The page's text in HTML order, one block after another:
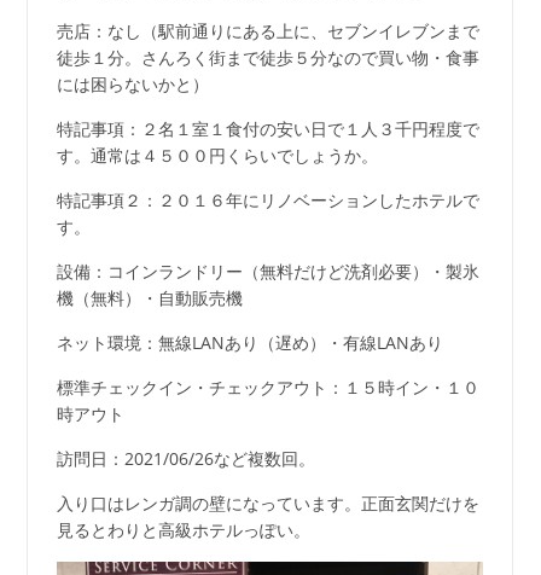
売店：なし（駅前通りにある上に、セブンイレブンまで
徒歩１分。さんろく街まで徒歩５分なので買い物・食事
には困らないかと）
特記事項：２名１室１食付の安い日で１人３千円程度で
す。通常は４５００円くらいでしょうか。
特記事項２：２０１６年にリノベーションしたホテルで
す。
設備：コインランドリー（無料だけど洗剤必要）・製氷
機（無料）・自動販売機
ネット環境：無線LANあり（遅め）・有線LANあり
標準チェックイン・チェックアウト：１５時イン・１０
時アウト
訪問日：2021/06/26など複数回。
入り口はレンガ調の壁になっています。正面玄関だけを
見るとわりと高級ホテルっぽい。